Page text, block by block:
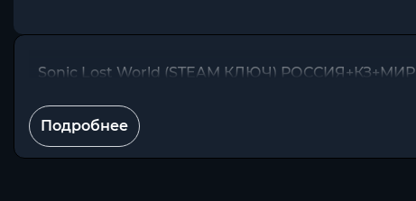
Sonic Lost World (STEAM КЛЮЧ) РОССИЯ+КЗ+МИР
Подробнее